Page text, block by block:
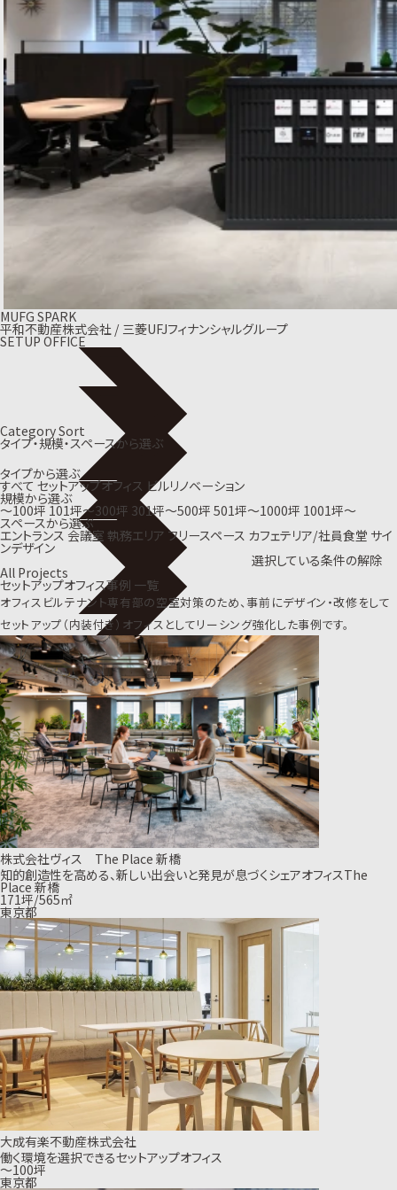
MUFG SPARK
平和不動産株式会社 / 三菱UFJフィナンシャルグループ
SETUP OFFICE
Category Sort
タイプ・規模・スペースから選ぶ
タイプから選ぶ
すべて セットアップオフィス ビルリノベーション
規模から選ぶ
〜100坪 101坪〜300坪 301坪〜500坪 501坪〜1000坪 1001坪〜
スペースから選ぶ
エントランス 会議室 執務エリア フリースペース カフェテリア/社員食堂 サイ
ンデザイン
選択している条件の解除
All Projects
セットアップオフィス事例 一覧
オフィスビルテナント専有部の空室対策のため、事前にデザイン・改修をして
セットアップ（内装付き）オフィスとしてリーシング強化した事例です。
株式会社ヴィス The Place 新橋
知的創造性を高める、新しい出会いと発見が息づくシェアオフィスThe
Place 新橋
171坪/565㎡
東京都
大成有楽不動産株式会社
働く環境を選択できるセットアップオフィス
〜100坪
東京都